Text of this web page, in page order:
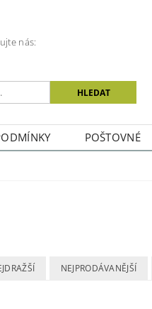
nás:
POŠTOVNÉ
NEJPRODÁVANĚJŠÍ